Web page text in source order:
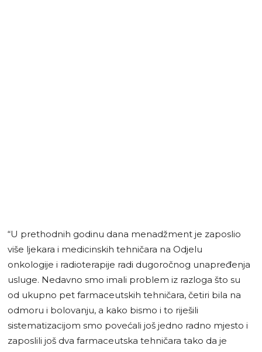
“U prethodnih godinu dana menadžment je zaposlio
više ljekara i medicinskih tehničara na Odjelu
onkologije i radioterapije radi dugoročnog unapređenja
usluge. Nedavno smo imali problem iz razloga što su
od ukupno pet farmaceutskih tehničara, četiri bila na
odmoru i bolovanju, a kako bismo i to riješili
sistematizacijom smo povećali još jedno radno mjesto i
zaposlili još dva farmaceutska tehničara tako da je